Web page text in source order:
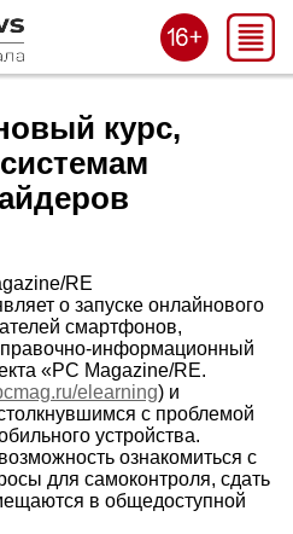
курс,
RE
о запуске онлайнового
смартфонов,
информационный
«PC Magazine/RE.
elearning) и
с проблемой
устройства.
ознакомиться с
для самоконтроля, сдать
в общедоступной